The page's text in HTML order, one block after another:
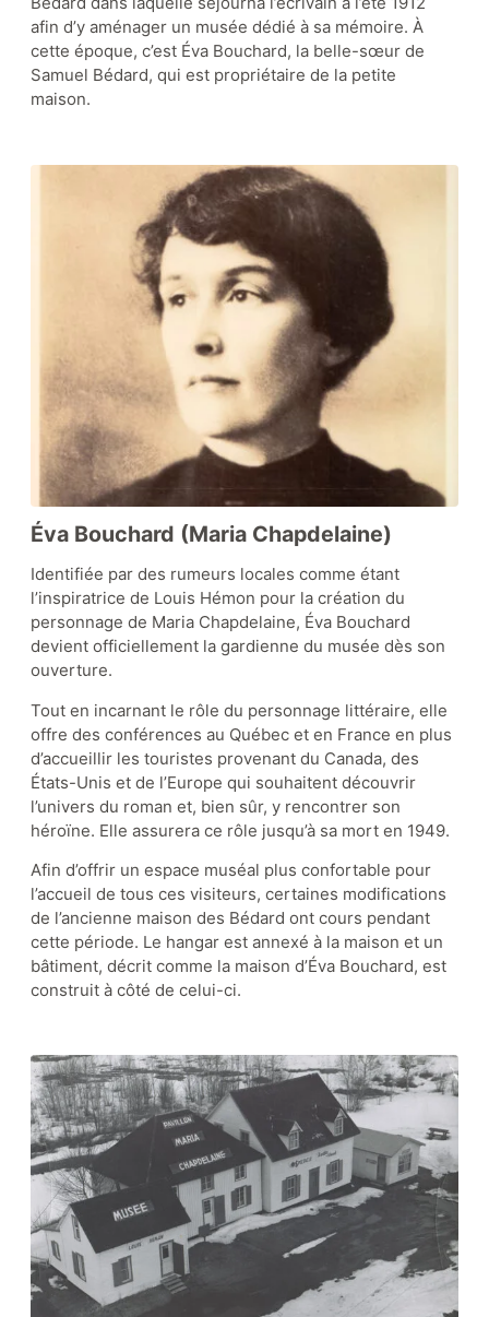
afin d’y aménager un musée dédié à sa mémoire. À
cette époque, c’est Éva Bouchard, la belle-sœur de
Samuel Bédard, qui est propriétaire de la petite
maison.
Éva Bouchard (Maria Chapdelaine)
Identifiée par des rumeurs locales comme étant
l’inspiratrice de Louis Hémon pour la création du
personnage de Maria Chapdelaine, Éva Bouchard
devient officiellement la gardienne du musée dès son
ouverture.
Tout en incarnant le rôle du personnage littéraire, elle
offre des conférences au Québec et en France en plus
d’accueillir les touristes provenant du Canada, des
États-Unis et de l’Europe qui souhaitent découvrir
l’univers du roman et, bien sûr, y rencontrer son
héroïne. Elle assurera ce rôle jusqu’à sa mort en 1949.
Afin d’offrir un espace muséal plus confortable pour
l’accueil de tous ces visiteurs, certaines modifications
de l’ancienne maison des Bédard ont cours pendant
cette période. Le hangar est annexé à la maison et un
bâtiment, décrit comme la maison d’Éva Bouchard, est
construit à côté de celui-ci.